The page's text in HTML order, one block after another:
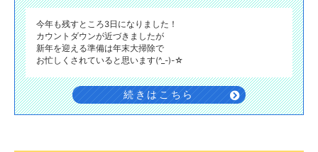
今年も残すところ3日になりました！
カウントダウンが近づきましたが
新年を迎える準備は年末大掃除で
お忙しくされていると思います(^_-)-☆
続きはこちら